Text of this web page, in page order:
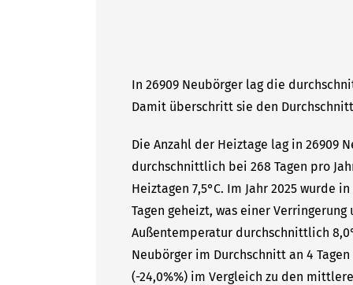
In 26909 Neubörger lag die
Damit überschritt sie den Durchschnitt
Die Anzahl der Heiztage lag in 26909
durchschnittlich bei 268 Tagen pro
Heiztagen 7,5°C. Im Jahr 2025 wurde
Tagen geheizt, was einer
Außentemperatur durchschnittlich
Neubörger im Durchschnitt an 4 Tagen
(-24,0%%) im Vergleich zu den